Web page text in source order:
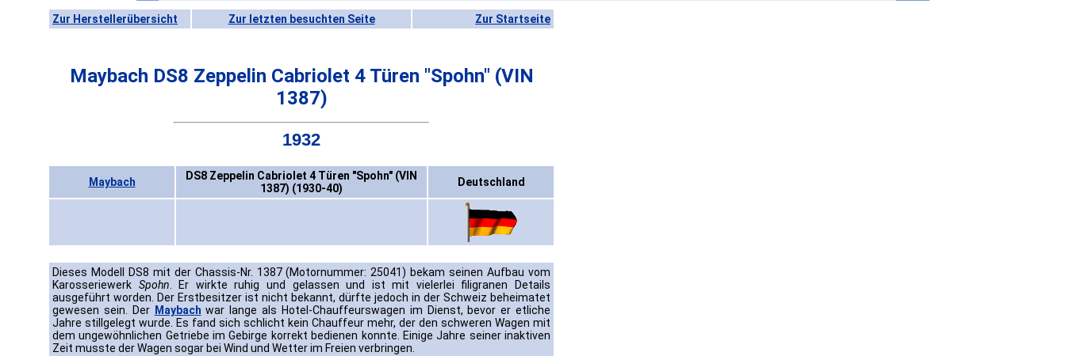
Zur Herstellerübersicht Zur letzten besuchten Seite Zur Startseite
Maybach DS8 Zeppelin Cabriolet 4 Türen "Spohn" (VIN
1387)
1932
Maybach
DS8 Zeppelin Cabriolet 4 Türen "Spohn" (VIN
1387) (1930-40)
Deutschland
Dieses Modell DS8 mit der Chassis-Nr. 1387 (Motornummer: 25041) bekam seinen Aufbau vom
Karosseriewerk Spohn . Er wirkte ruhig und gelassen und ist mit vielerlei filigranen Details
ausgeführt worden. Der Erstbesitzer ist nicht bekannt, dürfte jedoch in der Schweiz beheimatet
gewesen sein. Der Maybach war lange als Hotel-Chauffeurswagen im Dienst, bevor er etliche
Jahre stillgelegt wurde. Es fand sich schlicht kein Chauffeur mehr, der den schweren Wagen mit
dem ungewöhnlichen Getriebe im Gebirge korrekt bedienen konnte. Einige Jahre seiner inaktiven
Zeit musste der Wagen sogar bei Wind und Wetter im Freien verbringen.